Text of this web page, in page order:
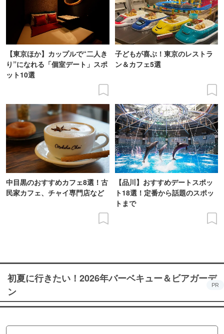
【東京ほか】カップルで“二人き
り”になれる「個室デート」スポ
ット10選
子どもが喜ぶ！東京のレストラ
ン＆カフェ5選
中目黒のおすすめカフェ8選！古
民家カフェ、チャイ専門店など
【品川】おすすめデートスポッ
ト18選！定番から話題のスポッ
トまで
初夏に行きたい！2026年バーベキュー＆ビアガーデ
ン
PR